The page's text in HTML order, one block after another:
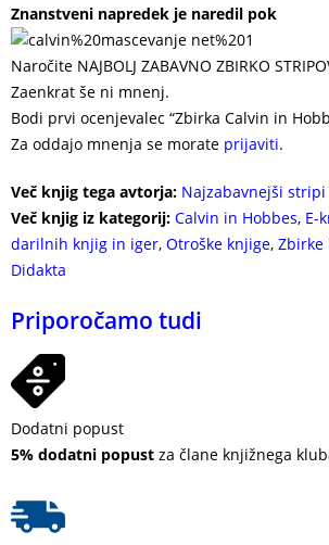
Znanstveni napredek je naredil pok
Naročite NAJBOLJ ZABAVNO ZBIRKO
Zaenkrat še ni mnenj.
Bodi prvi ocenjevalec “Zbirka Calvin in
Za oddajo mnenja se morate prijaviti.
Več knjig tega avtorja: Najzabavnejši stripi
Več knjig iz kategorij: Calvin in Hobbes, E-
darilnih knjig in iger, Otroške knjige, Zbirke
Didakta
Priporočamo tudi
Dodatni popust
5% dodatni popust za člane knjižnega